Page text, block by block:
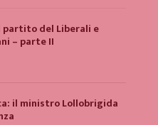
partito del Liberali e
– parte II
il ministro Lollobrigida